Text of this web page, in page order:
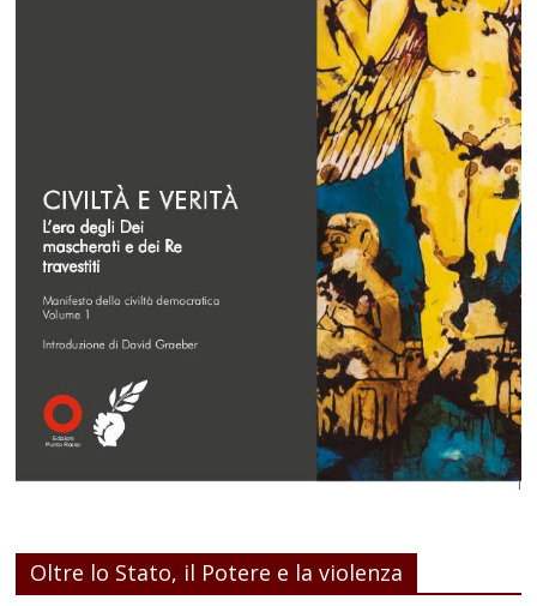
Oltre lo Stato, il Potere e la violenza